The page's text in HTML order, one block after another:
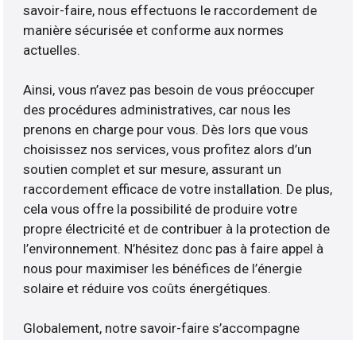
savoir-faire, nous effectuons le raccordement de
manière sécurisée et conforme aux normes
actuelles.
Ainsi, vous n’avez pas besoin de vous préoccuper
des procédures administratives, car nous les
prenons en charge pour vous. Dès lors que vous
choisissez nos services, vous profitez alors d’un
soutien complet et sur mesure, assurant un
raccordement efficace de votre installation. De plus,
cela vous offre la possibilité de produire votre
propre électricité et de contribuer à la protection de
l’environnement. N’hésitez donc pas à faire appel à
nous pour maximiser les bénéfices de l’énergie
solaire et réduire vos coûts énergétiques.
Globalement, notre savoir-faire s’accompagne